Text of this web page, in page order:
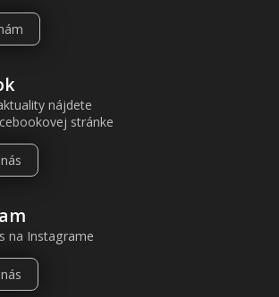
nájdete
stránke
na Instagrame